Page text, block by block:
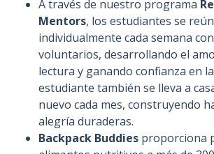
A través de nuestro programa
Mentors, los estudiantes se
individualmente cada semana
voluntarios, desarrollando el
lectura y ganando confianza en
estudiante también se lleva a
nuevo cada mes, construyendo
alegría duraderas.
Backpack Buddies proporciona